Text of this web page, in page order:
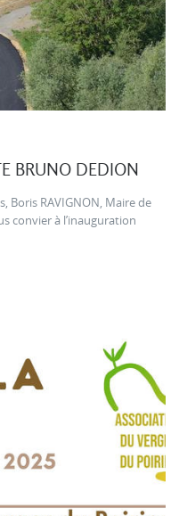
BRUNO DEDION
Boris RAVIGNON, Maire de
convier à l’inauguration